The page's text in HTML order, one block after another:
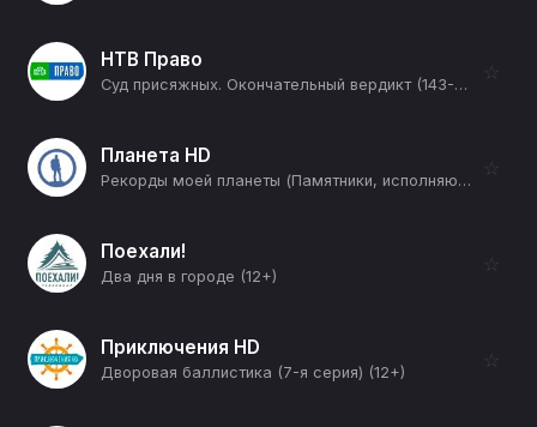
НТВ Право
Суд присяжных. Окончательный вердикт (143-я серия) (12+)
☆
Планета HD
Рекорды моей планеты (Памятники, исполняющие желания) (12+)
☆
Поехали!
Два дня в городе (12+)
☆
Приключения HD
Дворовая баллистика (7-я серия) (12+)
☆